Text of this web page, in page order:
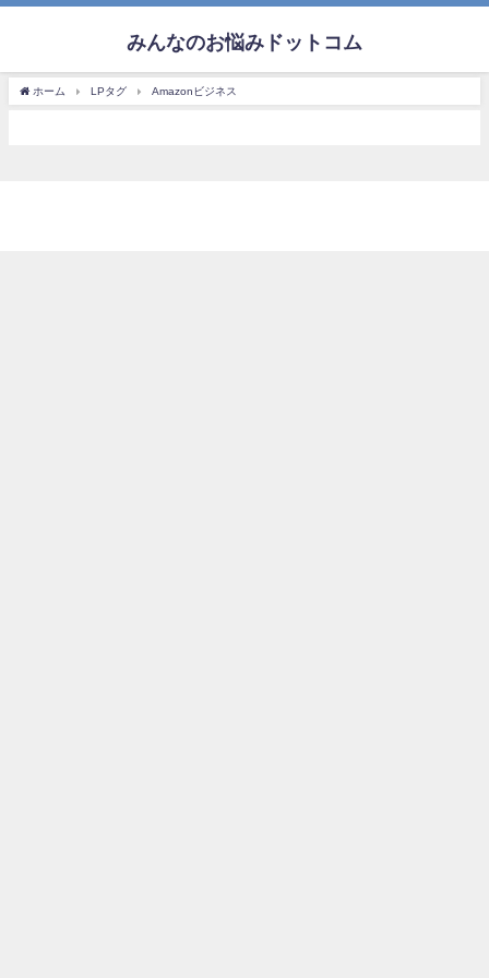
みんなのお悩みドットコム
ホーム LPタグ Amazonビジネス